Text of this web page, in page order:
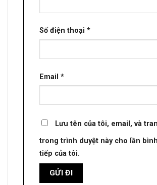
Số điện thoại *
Email *
Lưu tên của tôi, email, và
trong trình duyệt này cho lần
tiếp của tôi.